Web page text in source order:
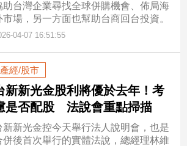
助台灣企業尋找全球併購機會、佈局海
市場，另一方面也幫助台商回台投資。
04-07 16:51:55
產經/股市
新新光金股利將優於去年！考
是否配股 法說會重點掃描
新新光金控今天舉行法人說明會，也是
併後首次舉行的實體法說，總經理林維